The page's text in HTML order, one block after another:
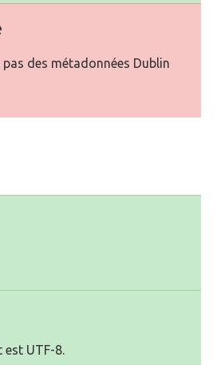
des métadonnées Dublin
est UTF-8.